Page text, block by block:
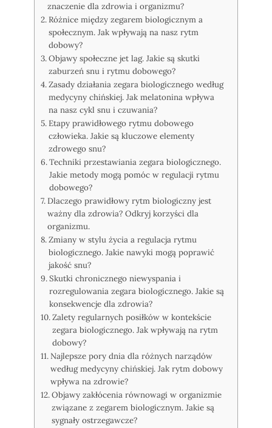
znaczenie dla zdrowia i organizmu?
Różnice między zegarem biologicznym a
społecznym. Jak wpływają na nasz rytm
dobowy?
Objawy społeczne jet lag. Jakie są skutki
zaburzeń snu i rytmu dobowego?
Zasady działania zegara biologicznego według
medycyny chińskiej. Jak melatonina wpływa
na nasz cykl snu i czuwania?
Etapy prawidłowego rytmu dobowego
człowieka. Jakie są kluczowe elementy
zdrowego snu?
Techniki przestawiania zegara biologicznego.
Jakie metody mogą pomóc w regulacji rytmu
dobowego?
Dlaczego prawidłowy rytm biologiczny jest
ważny dla zdrowia? Odkryj korzyści dla
organizmu.
Zmiany w stylu życia a regulacja rytmu
biologicznego. Jakie nawyki mogą poprawić
jakość snu?
Skutki chronicznego niewyspania i
rozregulowania zegara biologicznego. Jakie są
konsekwencje dla zdrowia?
Zalety regularnych posiłków w kontekście
zegara biologicznego. Jak wpływają na rytm
dobowy?
Najlepsze pory dnia dla różnych narządów
według medycyny chińskiej. Jak rytm dobowy
wpływa na zdrowie?
Objawy zakłócenia równowagi w organizmie
związane z zegarem biologicznym. Jakie są
sygnały ostrzegawcze?